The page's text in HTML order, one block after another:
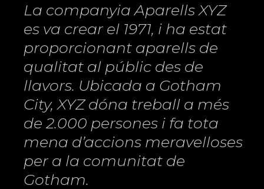
La companyia Aparells XYZ
es va crear el 1971, i ha estat
proporcionant aparells de
qualitat al públic des de
llavors. Ubicada a Gotham
City, XYZ dóna treball a més
de 2.000 persones i fa tota
mena d’accions meravelloses
per a la comunitat de
Gotham.